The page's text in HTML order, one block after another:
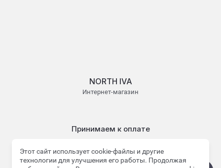
NORTH IVA
Интернет-магазин
Принимаем к оплате
Этот сайт использует cookie-файлы и другие
технологии для улучшения его работы. Продолжая